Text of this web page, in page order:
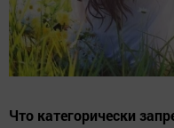
Что категорически